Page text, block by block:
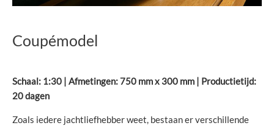
Coupémodel
Schaal: 1:30 | Afmetingen: 750 mm x 300 mm | Productietijd:
20 dagen
Zoals iedere jachtliefhebber weet, bestaan er verschillende